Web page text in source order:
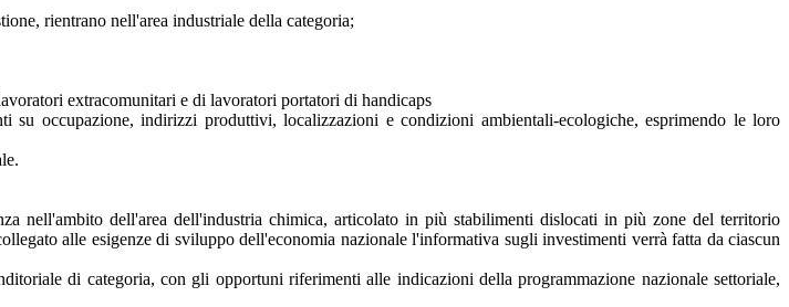
rientrano nell'area industriale della categoria;
extracomunitari e di lavoratori portatori di handicaps
occupazione, indirizzi produttivi, localizzazioni e condizioni ambientali-ecologiche, esprimendo le loro
nell'ambito dell'area dell'industria chimica, articolato in più stabilimenti dislocati in più zone del territorio
alle esigenze di sviluppo dell'economia nazionale l'informativa sugli investimenti verrà fatta da ciascun
di categoria, con gli opportuni riferimenti alle indicazioni della programmazione nazionale settoriale,